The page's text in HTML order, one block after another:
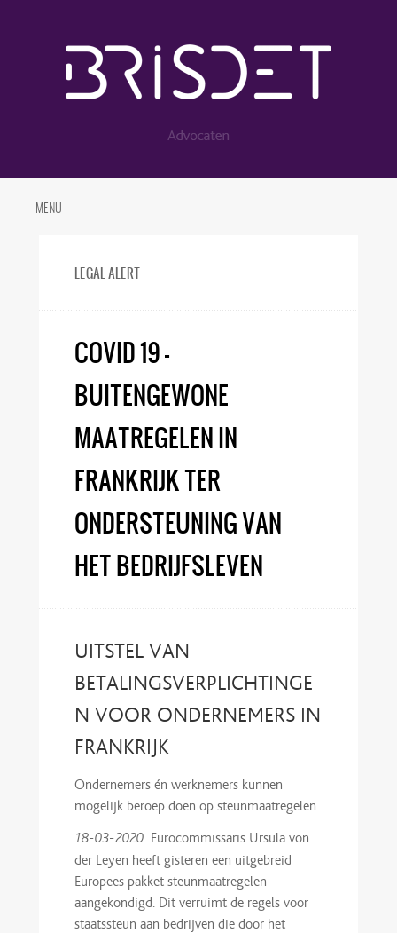
MENU
LEGAL ALERT
COVID 19 –
BUITENGEWONE
MAATREGELEN IN
FRANKRIJK TER
ONDERSTEUNING VAN
HET BEDRIJFSLEVEN
UITSTEL VAN
BETALINGSVERPLICHTINGE
N VOOR ONDERNEMERS IN
FRANKRIJK
Ondernemers én werknemers kunnen
mogelijk beroep doen op steunmaatregelen
18-03-2020 Eurocommissaris Ursula von
der Leyen heeft gisteren een uitgebreid
Europees pakket steunmaatregelen
aangekondigd. Dit verruimt de regels voor
staatssteun aan bedrijven die door het